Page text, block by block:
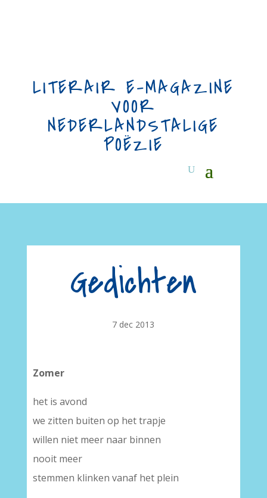
LITERAIR E-MAGAZINE
VOOR
NEDERLANDSTALIGE
POËZIE
Gedichten
7 dec 2013
Zomer
het is avond
we zitten buiten op het trapje
willen niet meer naar binnen
nooit meer
stemmen klinken vanaf het plein